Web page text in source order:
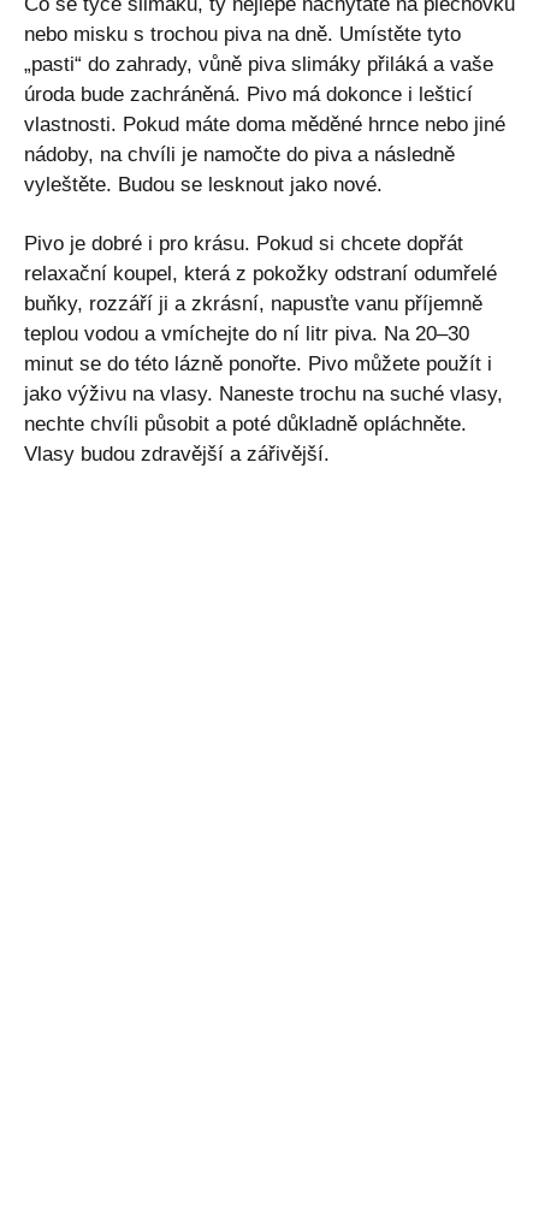
Co se týče slimáků, ty nejlépe nachytáte na plechovku
nebo misku s trochou piva na dně. Umístěte tyto
„pasti“ do zahrady, vůně piva slimáky přiláká a vaše
úroda bude zachráněná. Pivo má dokonce i lešticí
vlastnosti. Pokud máte doma měděné hrnce nebo jiné
nádoby, na chvíli je namočte do piva a následně
vyleštěte. Budou se lesknout jako nové.
Pivo je dobré i pro krásu. Pokud si chcete dopřát
relaxační koupel, která z pokožky odstraní odumřelé
buňky, rozzáří ji a zkrásní, napusťte vanu příjemně
teplou vodou a vmíchejte do ní litr piva. Na 20–30
minut se do této lázně ponořte. Pivo můžete použít i
jako výživu na vlasy. Naneste trochu na suché vlasy,
nechte chvíli působit a poté důkladně opláchněte.
Vlasy budou zdravější a zářivější.